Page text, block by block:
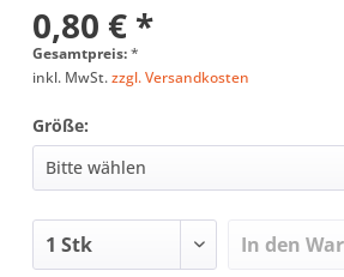
0,80 € *
Gesamtpreis:*
inkl. MwSt.zzgl. Versandkosten
Größe:
In den